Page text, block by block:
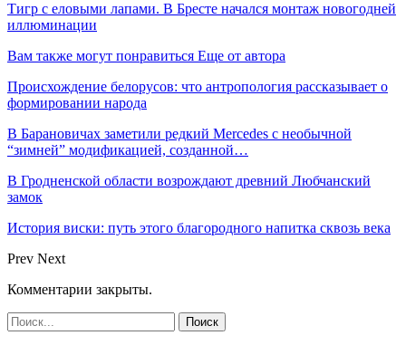
Тигр с еловыми лапами. В Бресте начался монтаж новогодней
иллюминации
Вам также могут понравиться Еще от автора
Происхождение белорусов: что антропология рассказывает о
формировании народа
В Барановичах заметили редкий Mercedes с необычной
“зимней” модификацией, созданной…
В Гродненской области возрождают древний Любчанский
замок
История виски: путь этого благородного напитка сквозь века
Prev Next
Комментарии закрыты.